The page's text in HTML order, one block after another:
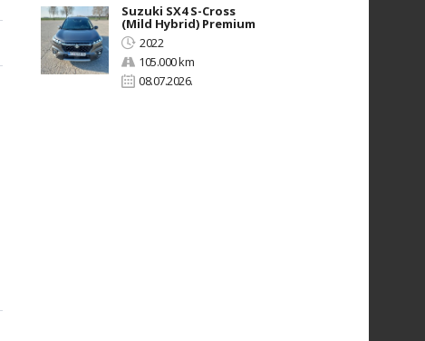
Suzuki SX4 S-Cross
(Mild Hybrid) Premium
2022
105.000 km
08.07.2026.